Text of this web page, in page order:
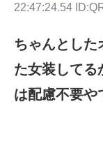
22:47:24.54
ちゃんとした
た女装してる
は配慮不要や